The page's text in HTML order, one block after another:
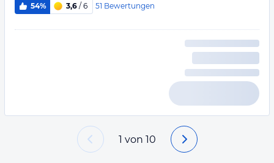
54% 3,6 / 6 51 Bewertungen
1 von 10